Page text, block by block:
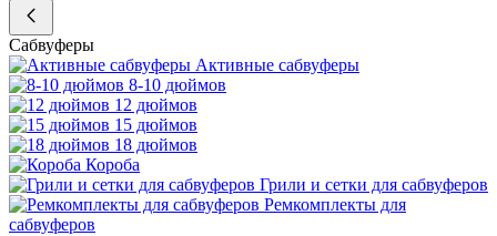
Сабвуферы
Активные сабвуферы
8-10 дюймов
12 дюймов
15 дюймов
18 дюймов
Короба
Грили и сетки для сабвуферов
Ремкомплекты для
сабвуферов